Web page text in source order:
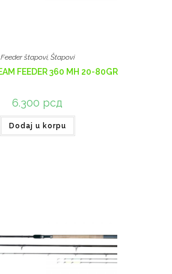
Feeder štapovi, Štapovi
FEEDER 360 MH 20-80GR
6.300 рсд
Dodaj u korpu